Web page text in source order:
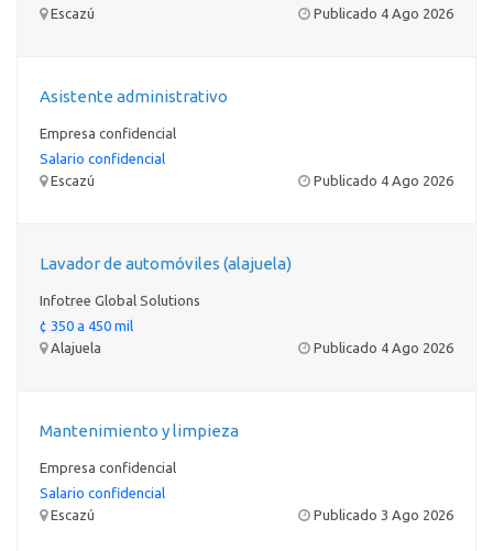
Escazú
Publicado 4 Ago 2026
Asistente administrativo
Empresa confidencial
Salario confidencial
Escazú
Publicado 4 Ago 2026
Lavador de automóviles (alajuela)
Infotree Global Solutions
¢ 350 a 450 mil
Alajuela
Publicado 4 Ago 2026
Mantenimiento y limpieza
Empresa confidencial
Salario confidencial
Escazú
Publicado 3 Ago 2026